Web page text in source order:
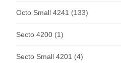
Octo Small 4241 (133)
Secto 4200 (1)
Secto Small 4201 (4)